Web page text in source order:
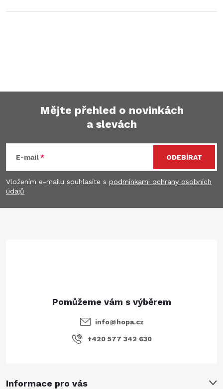
p
a
Mějte přehled o novinkách
a slevách
E-mail
Vložením e-mailu souhlasíte s podmínkami ochrany osobních
údajů
ODEBÍRAT
Informace pro vás
info@hopa.cz
+420 577 342 630